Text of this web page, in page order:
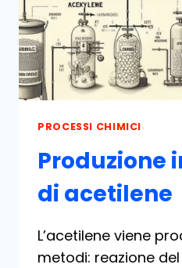
PROCESSI CHIMICI
Produzione
di acetilene
L’acetilene viene
metodi: reazione